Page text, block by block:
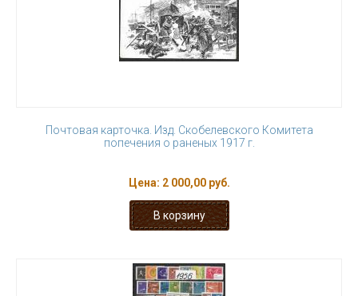
Почтовая карточка. Изд. Скобелевского Комитета
попечения о раненых 1917 г.
Цена: 2 000,00 руб.